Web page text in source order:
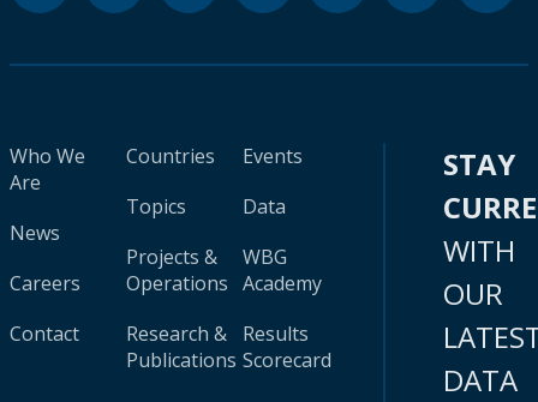
Who We
Are
News
Careers
Contact
Countries
Topics
Projects &
Operations
Research &
Publications
Events
Data
WBG
Academy
Results
Scorecard
STAY
WITH
OUR
DATA